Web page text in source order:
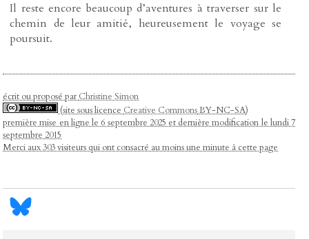
Il reste encore beaucoup d’aventures à traverser sur le
chemin de leur amitié, heureusement le voyage se
poursuit.
écrit ou proposé parChristine Simon
(site sous licence Creative CommonsBY-NC-SA)
première mise en ligne le 6 septembre 2025 et dernière modification le lundi 7
septembre 2015
Merci aux 303 visiteurs qui ont consacré au moins une minute à cette page